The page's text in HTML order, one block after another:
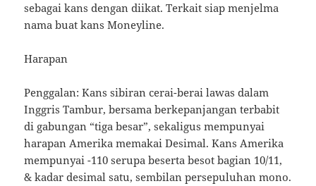
sebagai kans dengan diikat. Terkait siap menjelma
nama buat kans Moneyline.
Harapan
Penggalan: Kans sibiran cerai-berai lawas dalam
Inggris Tambur, bersama berkepanjangan terbabit
di gabungan “tiga besar”, sekaligus mempunyai
harapan Amerika memakai Desimal. Kans Amerika
mempunyai -110 serupa beserta besot bagian 10/11,
& kadar desimal satu, sembilan persepuluhan mono.